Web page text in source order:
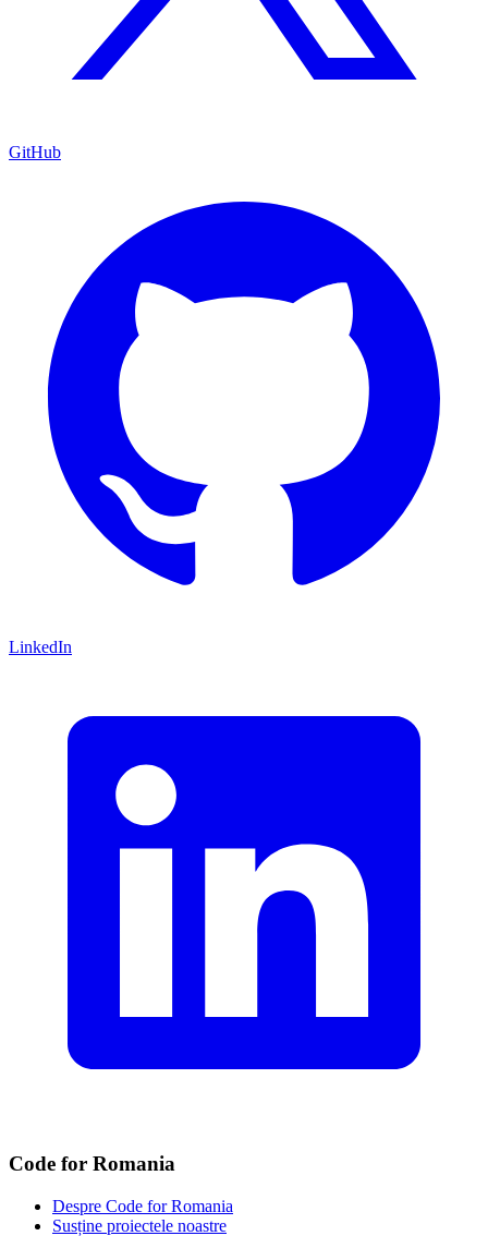
GitHub
LinkedIn
Code for Romania
Despre Code for Romania
Susține proiectele noastre